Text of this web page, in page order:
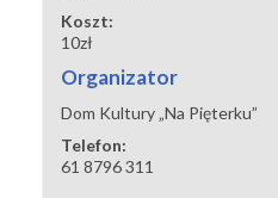
Koszt:
10zł
Organizator
Dom Kultury „Na Pięterku”
Telefon:
61 8796 311